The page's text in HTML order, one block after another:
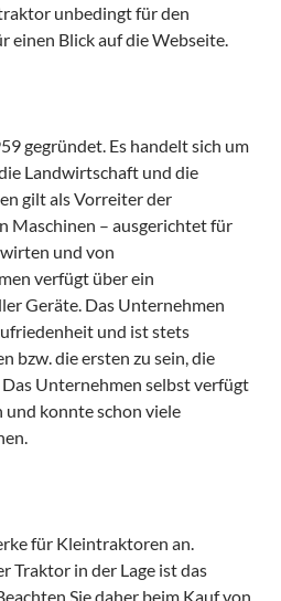
unbedingt für den
einen Blick auf die Webseite.
gegründet. Es handelt sich um
Landwirtschaft und die
gilt als Vorreiter der
Maschinen – ausgerichtet für
und von
verfügt über ein
Geräte. Das Unternehmen
und ist stets
bzw. die ersten zu sein, die
Unternehmen selbst verfügt
konnte schon viele
für Kleintraktoren an.
Traktor in der Lage ist das
Sie daher beim Kauf von